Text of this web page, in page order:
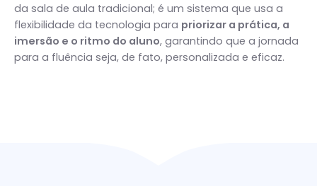
da sala de aula tradicional; é um sistema que usa a
flexibilidade da tecnologia para priorizar a prática, a
imersão e o ritmo do aluno, garantindo que a jornada
para a fluência seja, de fato, personalizada e eficaz.